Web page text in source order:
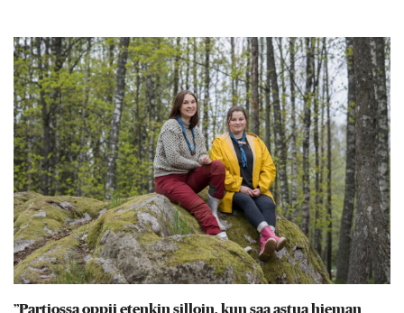
”Partiossa oppii etenkin silloin, kun saa astua hieman